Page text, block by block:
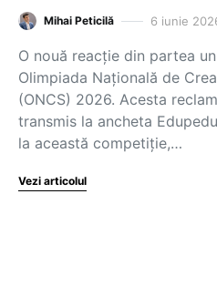
Mihai Peticilă 6 iunie
O nouă reacție din partea
Olimpiada Națională de
(ONCS) 2026. Acesta
transmis la ancheta
la această competiție,…
Vezi articolul